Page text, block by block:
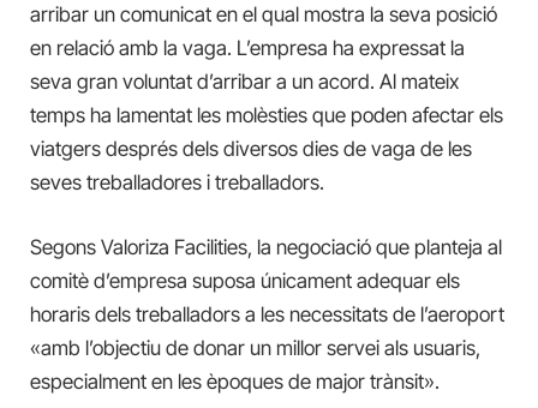
arribar un comunicat en el qual mostra la seva posició
en relació amb la vaga. L’empresa ha expressat la
seva gran voluntat d’arribar a un acord. Al mateix
temps ha lamentat les molèsties que poden afectar els
viatgers després dels diversos dies de vaga de les
seves treballadores i treballadors.
Segons Valoriza Facilities, la negociació que planteja al
comitè d’empresa suposa únicament adequar els
horaris dels treballadors a les necessitats de l’aeroport
«amb l’objectiu de donar un millor servei als usuaris,
especialment en les èpoques de major trànsit».